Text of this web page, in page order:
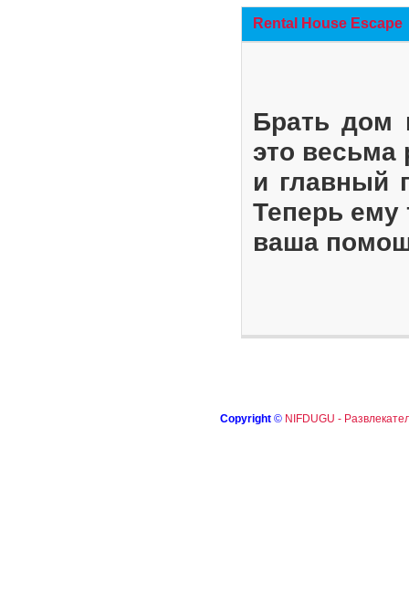
Rental House Escape
Брать дом
это весьма
и главный
Теперь ему
ваша
Copyright © NIFDUGU -